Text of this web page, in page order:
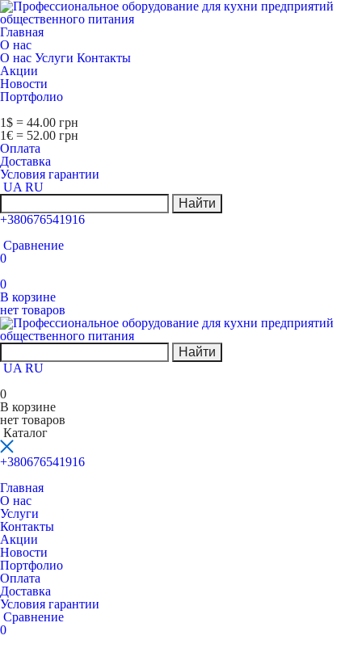
Главная
О нас
О нас Услуги Контакты
Акции
Новости
Портфолио
1$ = 44.00 грн
1€ = 52.00 грн
Оплата
Доставка
Условия гарантии
UA RU
Найти
+380676541916
Сравнение
0
0
В корзине
нет товаров
Найти
UA RU
0
В корзине
нет товаров
Каталог
+380676541916
Главная
О нас
Услуги
Контакты
Акции
Новости
Портфолио
Оплата
Доставка
Условия гарантии
Сравнение
0